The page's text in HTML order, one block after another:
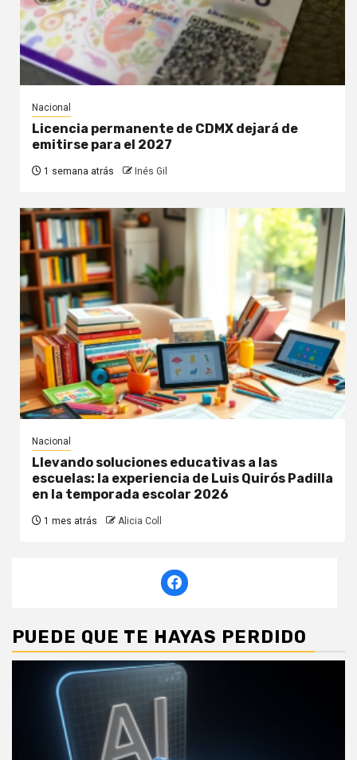
Nacional
Licencia permanente de CDMX dejará de
emitirse para el 2027
1 semana atrás Inés Gil
Nacional
Llevando soluciones educativas a las
escuelas: la experiencia de Luis Quirós Padilla
en la temporada escolar 2026
1 mes atrás Alicia Coll
PUEDE QUE TE HAYAS PERDIDO